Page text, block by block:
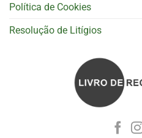
Política de Cookies
Resolução de Litígios